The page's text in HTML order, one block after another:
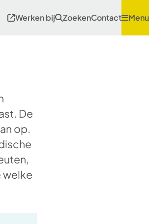
Werken bij ZoekenContact Menu
De
op.
welke